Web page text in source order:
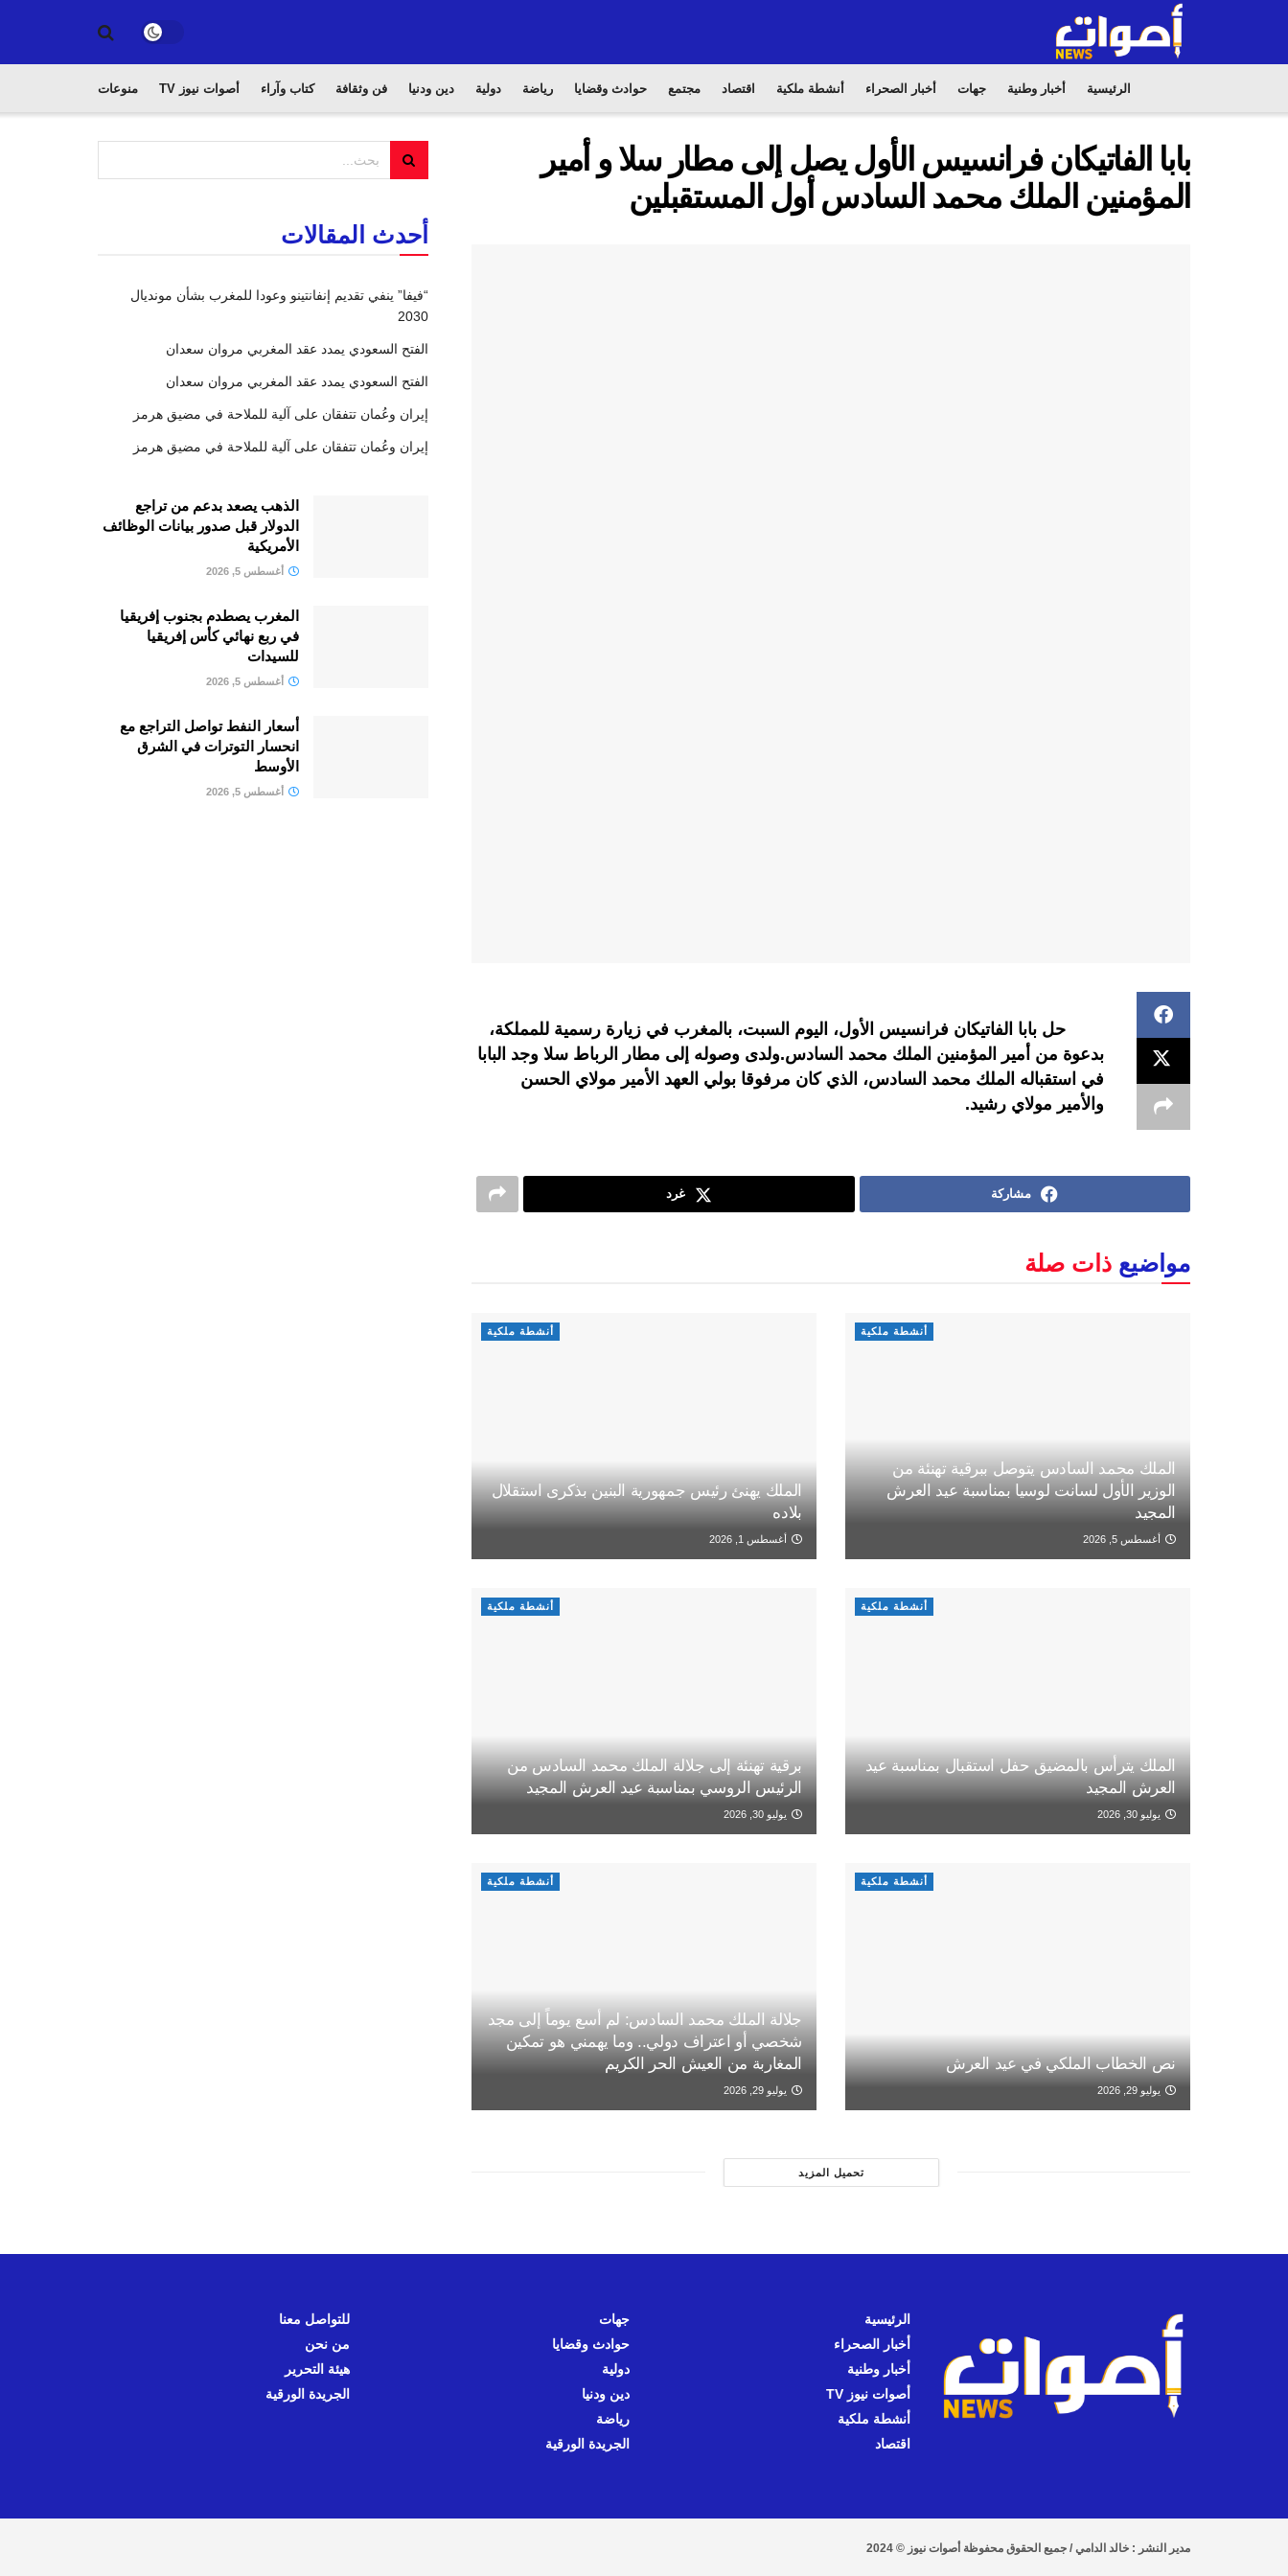
الرئيسية أخبار وطنية جهات أخبار الصحراء أنشطة ملكية اقتصاد مجتمع حوادث وقضايا رياضة دولية دين ودنيا فن وثقافة كتاب وآراء أصوات نيوز TV منوعات
بابا الفاتيكان فرانسيس الأول يصل إلى مطار سلا و أمير
المؤمنين الملك محمد السادس أول المستقبلين
حل بابا الفاتيكان فرانسيس الأول، اليوم السبت، بالمغرب في زيارة رسمية للمملكة،
بدعوة من أمير المؤمنين الملك محمد السادس.ولدى وصوله إلى مطار الرباط سلا وجد البابا
في استقباله الملك محمد السادس، الذي كان مرفوقا بولي العهد الأمير مولاي الحسن
والأمير مولاي رشيد.
مشاركة غرد
مواضيع ذات صلة
أنشطة ملكية
الملك محمد السادس يتوصل ببرقية تهنئة من
الوزير الأول لسانت لوسيا بمناسبة عيد العرش
المجيد
أغسطس 5, 2026
أنشطة ملكية
الملك يهنئ رئيس جمهورية البنين بذكرى استقلال
بلاده
أغسطس 1, 2026
أنشطة ملكية
الملك يترأس بالمضيق حفل استقبال بمناسبة عيد
العرش المجيد
يوليو 30, 2026
أنشطة ملكية
برقية تهنئة إلى جلالة الملك محمد السادس من
الرئيس الروسي بمناسبة عيد العرش المجيد
يوليو 30, 2026
أنشطة ملكية
نص الخطاب الملكي في عيد العرش
يوليو 29, 2026
أنشطة ملكية
جلالة الملك محمد السادس: لم أسع يوماً إلى مجد
شخصي أو اعتراف دولي.. وما يهمني هو تمكين
المغاربة من العيش الحر الكريم
يوليو 29, 2026
تحميل المزيد
أحدث المقالات
“فيفا” ينفي تقديم إنفانتينو وعودا للمغرب بشأن مونديال
2030
الفتح السعودي يمدد عقد المغربي مروان سعدان
الفتح السعودي يمدد عقد المغربي مروان سعدان
إيران وعُمان تتفقان على آلية للملاحة في مضيق هرمز
إيران وعُمان تتفقان على آلية للملاحة في مضيق هرمز
الذهب يصعد بدعم من تراجع
الدولار قبل صدور بيانات الوظائف
الأمريكية
أغسطس 5, 2026
المغرب يصطدم بجنوب إفريقيا
في ربع نهائي كأس إفريقيا
للسيدات
أغسطس 5, 2026
أسعار النفط تواصل التراجع مع
انحسار التوترات في الشرق
الأوسط
أغسطس 5, 2026
الرئيسية
أخبار الصحراء
أخبار وطنية
أصوات نيوز TV
أنشطة ملكية
اقتصاد
جهات
حوادث وقضايا
دولية
دين ودنيا
رياضة
الجريدة الورقية
للتواصل معنا
من نحن
هيئة التحرير
الجريدة الورقية
مدير النشر : خالد الدامي / جميع الحقوق محفوظة أصوات نيوز © 2024